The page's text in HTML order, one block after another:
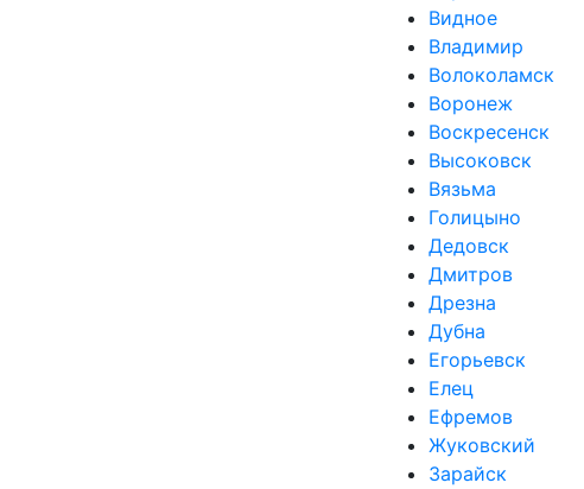
Видное
Владимир
Волоколамск
Воронеж
Воскресенск
Высоковск
Вязьма
Голицыно
Дедовск
Дмитров
Дрезна
Дубна
Егорьевск
Елец
Ефремов
Жуковский
Зарайск